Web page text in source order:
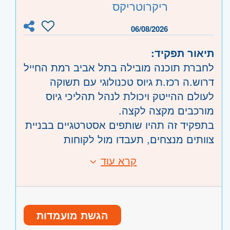
ליווי תהליכי התייעלות
- נתניה ועמק חפר
- אשדוד, קרית גת, באר שבע, דימונה,
השפלה - ראשון לציון ונס- ציונה
אילת- אילת והערבה
ריקרוטריקס
06/08/2026
תיאור תפקיד:
לחברת תוכנה מובילה בתל אביב רמת החייל
דרוש.ה רכז.ת גיוס טכנולוגי עם תשוקה
לעולם ההייטק ויכולת לנהל תהליכי גיוס
מורכבים מקצה לקצה.
בתפקיד זה תהיו שותפים אסטרטגיים בבניית
צוותים מנצחים, תעבדו מול לקוחות
תוכנה ותחומים טכנולוגיים נוספים.
מה כולל התפקיד?
אפיון צרכים, פרסום משרות, סורסינג,
ראיונות והובלת תהליכים מול מועמדים
תואר ראשון רלוונטי (משאבי
אנוש/פסיכולוגיה/מנהל עסקים או תחום
קרא עוד
הגשת מועמדות